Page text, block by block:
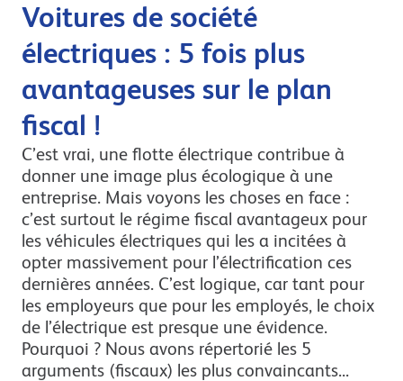
Voitures de société
électriques : 5 fois plus
avantageuses sur le plan
fiscal !
C’est vrai, une flotte électrique contribue à
donner une image plus écologique à une
entreprise. Mais voyons les choses en face :
c’est surtout le régime fiscal avantageux pour
les véhicules électriques qui les a incitées à
opter massivement pour l’électrification ces
dernières années. C’est logique, car tant pour
les employeurs que pour les employés, le choix
de l’électrique est presque une évidence.
Pourquoi ? Nous avons répertorié les 5
arguments (fiscaux) les plus convaincants...